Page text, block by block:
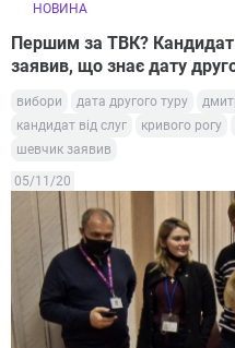
НОВИНА
Першим за ТВК?
заявив, що знає дату
вибори дата другого туру
кандидат від слуг
кривого рогу
шевчик заявив
05/11/20